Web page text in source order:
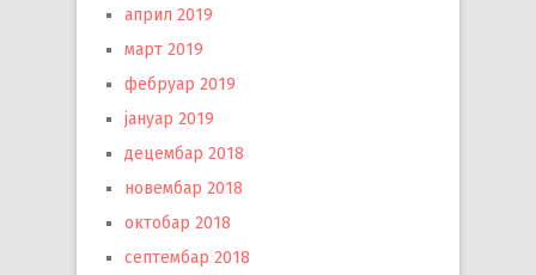
април 2019
март 2019
фебруар 2019
јануар 2019
децембар 2018
новембар 2018
октобар 2018
септембар 2018